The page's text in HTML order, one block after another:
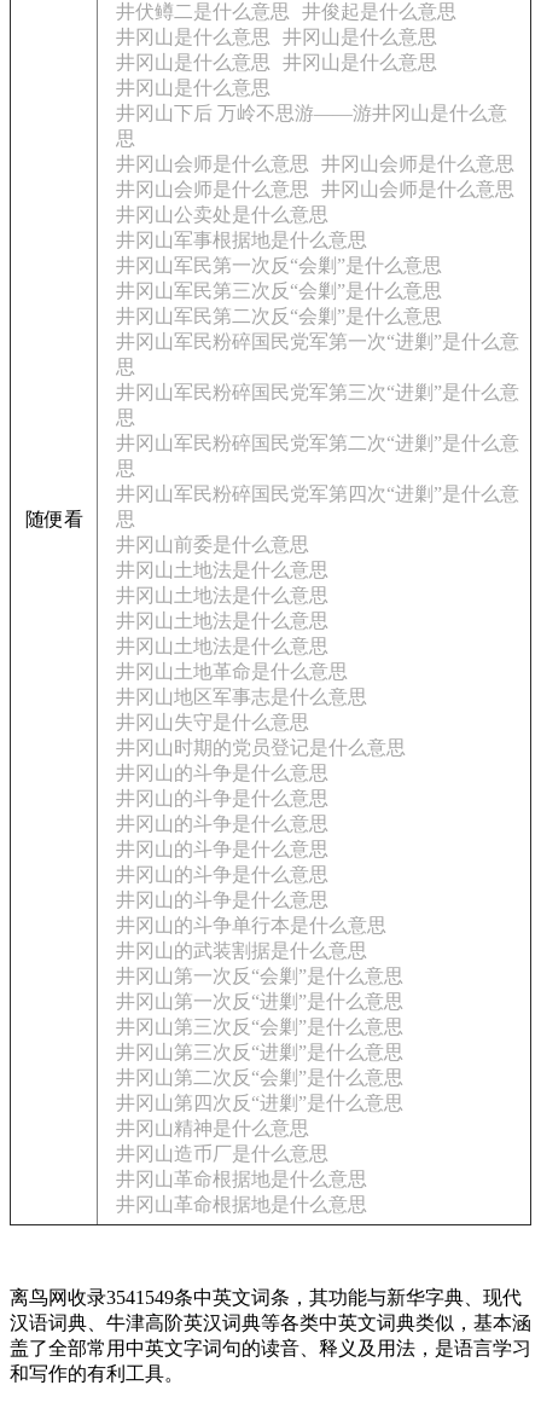
随便看
井伏鳟二是什么意思
井俊起是什么意思
井冈山是什么意思
井冈山是什么意思
井冈山是什么意思
井冈山是什么意思
井冈山是什么意思
井冈山下后 万岭不思游——游井冈山是什么意
思
井冈山会师是什么意思
井冈山会师是什么意思
井冈山会师是什么意思
井冈山会师是什么意思
井冈山公卖处是什么意思
井冈山军事根据地是什么意思
井冈山军民第一次反“会剿”是什么意思
井冈山军民第三次反“会剿”是什么意思
井冈山军民第二次反“会剿”是什么意思
井冈山军民粉碎国民党军第一次“进剿”是什么意
思
井冈山军民粉碎国民党军第三次“进剿”是什么意
思
井冈山军民粉碎国民党军第二次“进剿”是什么意
思
井冈山军民粉碎国民党军第四次“进剿”是什么意
思
井冈山前委是什么意思
井冈山土地法是什么意思
井冈山土地法是什么意思
井冈山土地法是什么意思
井冈山土地法是什么意思
井冈山土地革命是什么意思
井冈山地区军事志是什么意思
井冈山失守是什么意思
井冈山时期的党员登记是什么意思
井冈山的斗争是什么意思
井冈山的斗争是什么意思
井冈山的斗争是什么意思
井冈山的斗争是什么意思
井冈山的斗争是什么意思
井冈山的斗争是什么意思
井冈山的斗争单行本是什么意思
井冈山的武装割据是什么意思
井冈山第一次反“会剿”是什么意思
井冈山第一次反“进剿”是什么意思
井冈山第三次反“会剿”是什么意思
井冈山第三次反“进剿”是什么意思
井冈山第二次反“会剿”是什么意思
井冈山第四次反“进剿”是什么意思
井冈山精神是什么意思
井冈山造币厂是什么意思
井冈山革命根据地是什么意思
井冈山革命根据地是什么意思
离鸟网收录3541549条中英文词条，其功能与新华字典、现代
汉语词典、牛津高阶英汉词典等各类中英文词典类似，基本涵
盖了全部常用中英文字词句的读音、释义及用法，是语言学习
和写作的有利工具。